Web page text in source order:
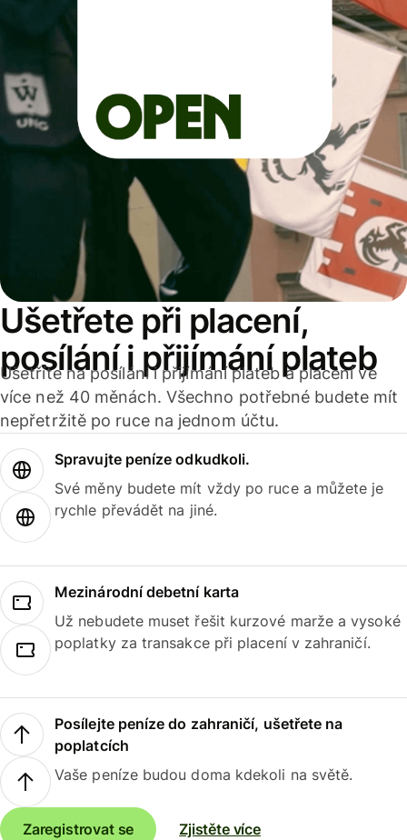
Ušetřete při placení,
posílání i přijímání plateb
Ušetříte na posílání i přijímání plateb a placení ve
více než 40 měnách. Všechno potřebné budete mít
nepřetržitě po ruce na jednom účtu.
Spravujte peníze odkudkoli.
Své měny budete mít vždy po ruce a můžete je
rychle převádět na jiné.
Mezinárodní debetní karta
Už nebudete muset řešit kurzové marže a vysoké
poplatky za transakce při placení v zahraničí.
Posílejte peníze do zahraničí, ušetřete na
poplatcích
Vaše peníze budou doma kdekoli na světě.
Zaregistrovat se Zjistěte více